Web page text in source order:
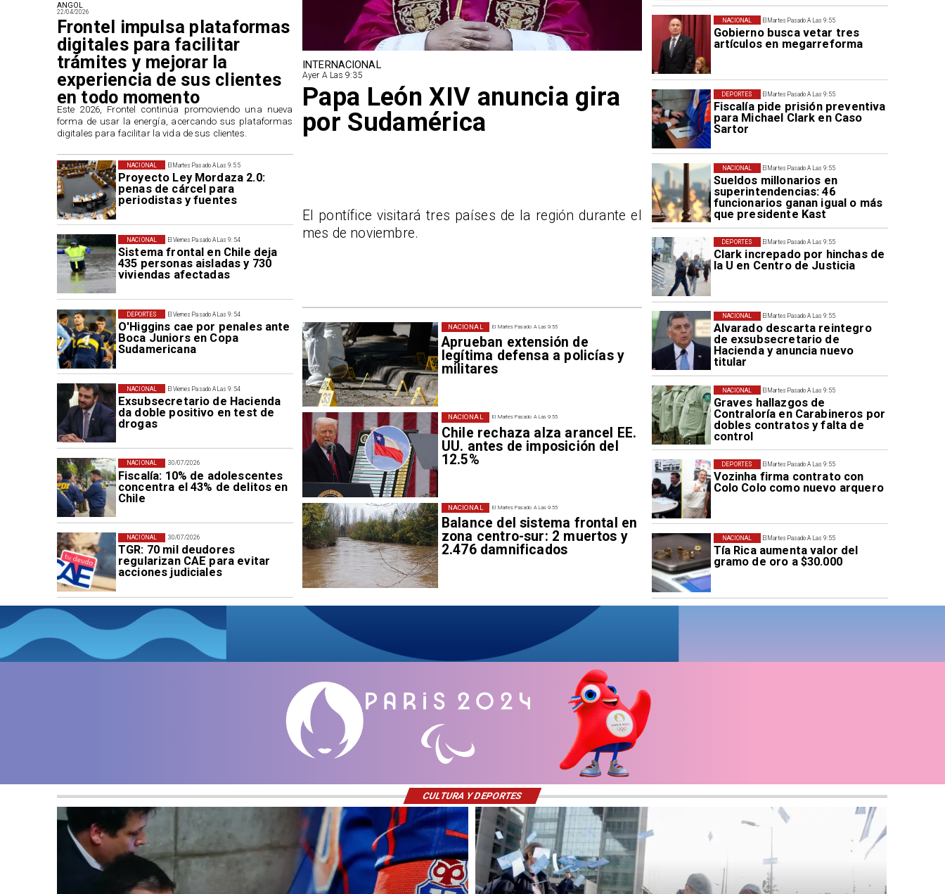
El Martes Pasado A Las 9:55
Gobierno busca vetar tres
artículos en megarreforma
NACIONAL
El Martes Pasado A Las 9:55
Fiscalía pide prisión preventiva
para Michael Clark en Caso
Sartor
DEPORTES
El Martes Pasado A Las 9:55
Sueldos millonarios en
superintendencias: 46
funcionarios ganan igual o más
que presidente Kast
NACIONAL
El Martes Pasado A Las 9:55
Clark increpado por hinchas de
la U en Centro de Justicia
DEPORTES
El Martes Pasado A Las 9:55
Alvarado descarta reintegro
de exsubsecretario de
Hacienda y anuncia nuevo
titular
NACIONAL
El Martes Pasado A Las 9:55
Graves hallazgos de
Contraloría en Carabineros por
dobles contratos y falta de
control
NACIONAL
El Martes Pasado A Las 9:55
Vozinha firma contrato con
Colo Colo como nuevo arquero
DEPORTES
El Martes Pasado A Las 9:55
Tía Rica aumenta valor del
gramo de oro a $30.000
NACIONAL
El Martes Pasado A Las 9:55
Proyecto Ley Mordaza 2.0:
penas de cárcel para
periodistas y fuentes
NACIONAL
El Viernes Pasado A Las 9:54
Sistema frontal en Chile deja
435 personas aisladas y 730
viviendas afectadas
NACIONAL
El Viernes Pasado A Las 9:54
O'Higgins cae por penales ante
Boca Juniors en Copa
Sudamericana
DEPORTES
El Viernes Pasado A Las 9:54
Exsubsecretario de Hacienda
da doble positivo en test de
drogas
NACIONAL
30/07/2026
Fiscalía: 10% de adolescentes
concentra el 43% de delitos en
Chile
NACIONAL
30/07/2026
TGR: 70 mil deudores
regularizan CAE para evitar
acciones judiciales
NACIONAL
El Martes Pasado A Las 9:55
Aprueban extensión de
legítima defensa a policías y
militares
NACIONAL
El Martes Pasado A Las 9:55
Chile rechaza alza arancel EE.
UU. antes de imposición del
12.5%
NACIONAL
El Martes Pasado A Las 9:55
Balance del sistema frontal en
zona centro-sur: 2 muertos y
2.476 damnificados
NACIONAL
ANGOL
22/04/2026
Frontel impulsa plataformas
digitales para facilitar
trámites y mejorar la
experiencia de sus clientes
en todo momento
​Este 2026, Frontel continúa promoviendo una nueva
forma de usar la energía, acercando sus plataformas
digitales para facilitar la vida de sus clientes.
INTERNACIONAL
Ayer A Las 9:35
Papa León XIV anuncia gira
por Sudamérica
El pontífice visitará tres países de la región durante el
mes de noviembre.
CULTURA Y DEPORTES